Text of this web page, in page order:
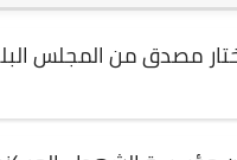
مصدق من المجلس